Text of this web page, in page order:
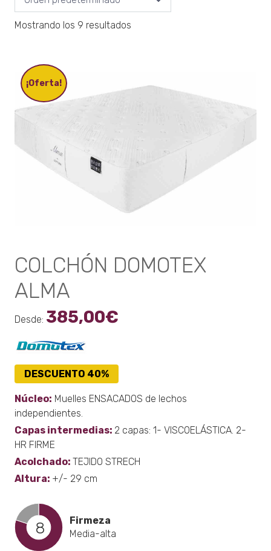
Mostrando los 9 resultados
¡Oferta!
COLCHÓN DOMOTEX
ALMA
Desde: 385,00€
DESCUENTO 40%
Núcleo: Muelles ENSACADOS de lechos
independientes.
Capas intermedias: 2 capas: 1- VISCOELÁSTICA. 2-
HR FIRME
Acolchado: TEJIDO STRECH
Altura: +/- 29 cm
8
Firmeza
Media-alta